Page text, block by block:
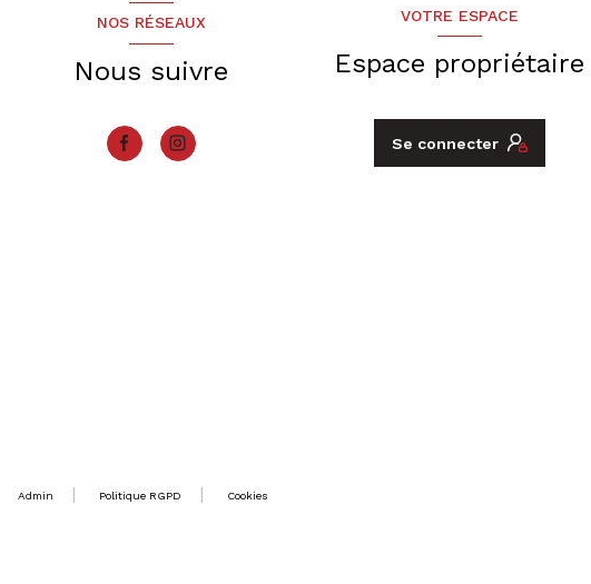
NOS RÉSEAUX
Nous suivre
VOTRE ESPACE
Espace propriétaire
Se connecter
Admin Politique RGPD Cookies